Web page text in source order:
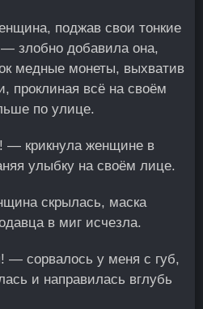
поджав свои тонкие
злобно добавила она,
медные монеты, выхватив
проклиная всё на своём
по улице.
— крикнула женщине в
улыбку на своём лице.
скрылась, маска
в миг исчезла.
— сорвалось у меня с губ,
и направилась вглубь